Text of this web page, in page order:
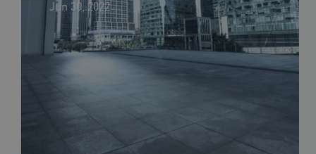
Jun 30, 2022